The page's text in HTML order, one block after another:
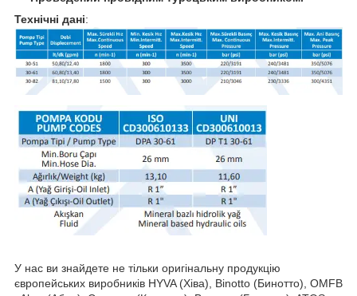
Технічні дані:
У нас ви знайдете не тільки оригінальну продукцію
європейських виробників HYVA (Хіва), Binotto (Бинотто), OMFB